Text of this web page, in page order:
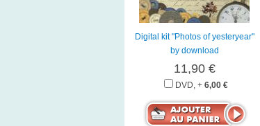
Digital kit "Photos of yesteryear"
by download
11,90 €
DVD, + 6,00 €